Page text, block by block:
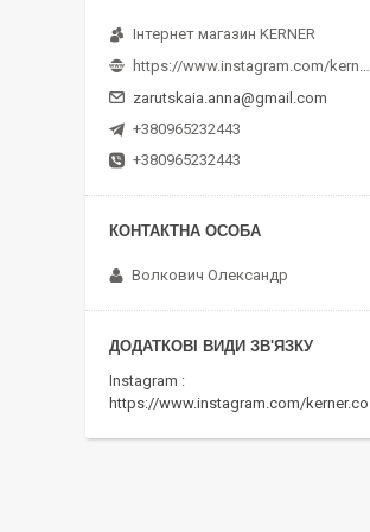
Інтернет магазин KERNER
https://www.instagram.com/kerner_kids
zarutskaia.anna@gmail.com
+380965232443
+380965232443
Волкович Олександр
Instagram
https://www.instagram.com/kerner.com.ua